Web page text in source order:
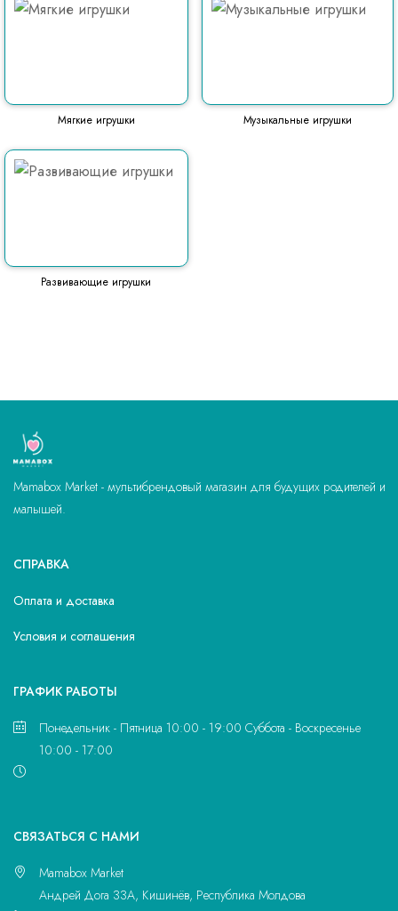
Мягкие игрушки Музыкальные игрушки
Развивающие игрушки
Mamabox Market - мультибрендовый магазин для будущих родителей и
малышей.
СПРАВКА
Оплата и доставка
Условия и соглашения
ГРАФИК РАБОТЫ
Понедельник - Пятница 10:00 - 19:00 Суббота - Воскресенье
10:00 - 17:00
CВЯЗАТЬСЯ С НАМИ
Mamabox Market
Андрей Дога 33A, Кишинёв, Республика Молдова